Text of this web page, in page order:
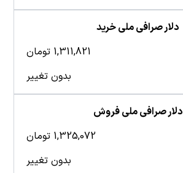
دلار صرافی ملی خرید
1,311,821 تومان
بدون تغییر
دلار صرافی ملی فروش
1,325,072 تومان
بدون تغییر